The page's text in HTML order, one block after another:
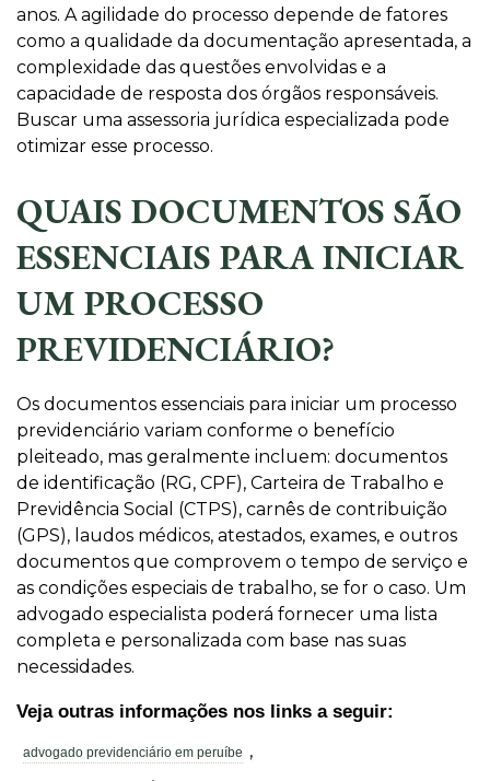
anos. A agilidade do processo depende de fatores
como a qualidade da documentação apresentada, a
complexidade das questões envolvidas e a
capacidade de resposta dos órgãos responsáveis.
Buscar uma assessoria jurídica especializada pode
otimizar esse processo.
QUAIS DOCUMENTOS SÃO
ESSENCIAIS PARA INICIAR
UM PROCESSO
PREVIDENCIÁRIO?
Os documentos essenciais para iniciar um processo
previdenciário variam conforme o benefício
pleiteado, mas geralmente incluem: documentos
de identificação (RG, CPF), Carteira de Trabalho e
Previdência Social (CTPS), carnês de contribuição
(GPS), laudos médicos, atestados, exames, e outros
documentos que comprovem o tempo de serviço e
as condições especiais de trabalho, se for o caso. Um
advogado especialista poderá fornecer uma lista
completa e personalizada com base nas suas
necessidades.
Veja outras informações nos links a seguir:
advogado previdenciário em peruíbe ,